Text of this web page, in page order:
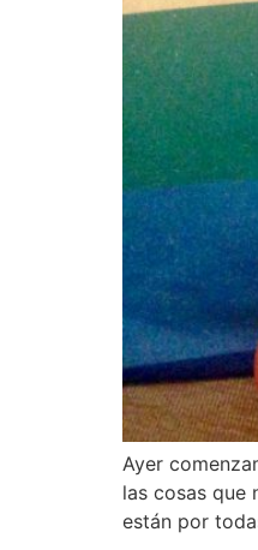
Ayer
las cosas que
están por